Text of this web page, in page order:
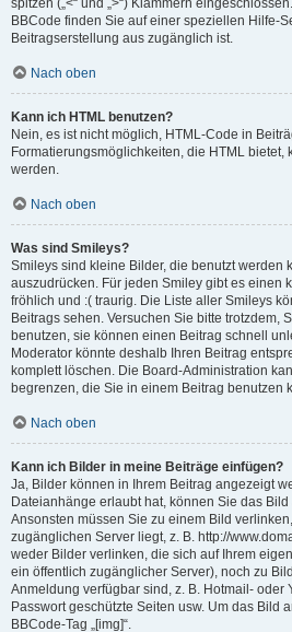
spitzen („<“ und „>“) Klammern
BBCode finden Sie auf einer speziellen Hilfe-
Beitragserstellung aus zugänglich ist.
Nach oben
Kann ich HTML benutzen?
Nein, es ist nicht möglich, HTML-Code in
Formatierungsmöglichkeiten, die HTML
werden.
Nach oben
Was sind Smileys?
Smileys sind kleine Bilder, die benutzt werden
auszudrücken. Für jeden Smiley gibt es einen
fröhlich und :( traurig. Die Liste aller Smileys
Beitrags sehen. Versuchen Sie bitte trotzdem,
benutzen, sie können einen Beitrag schnell
Moderator könnte deshalb Ihren Beitrag
komplett löschen. Die Board-Administration
begrenzen, die Sie in einem Beitrag benutzen
Nach oben
Kann ich Bilder in meine Beiträge einfügen?
Ja, Bilder können in Ihrem Beitrag angezeigt
Dateianhänge erlaubt hat, können Sie das
Ansonsten müssen Sie zu einem Bild
zugänglichen Server liegt, z. B. http://
weder Bilder verlinken, die sich auf Ihrem
ein öffentlich zugänglicher Server), noch zu
Anmeldung verfügbar sind, z. B. Hotmail- oder
Passwort geschützte Seiten usw. Um das Bild
BBCode-Tag „[img]“.